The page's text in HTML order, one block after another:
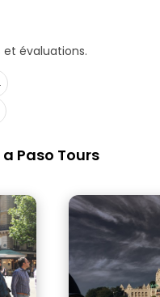
évaluations.
Paso Tours